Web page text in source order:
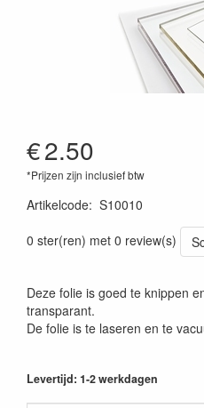
€2.50
*Prijzen zijn inclusief btw
Artikelcode: S10010
0 ster(ren) met 0 review(s)
Deze folie is goed te knippen
transparant.
De folie is te laseren en te
Levertijd: 1-2 werkdagen